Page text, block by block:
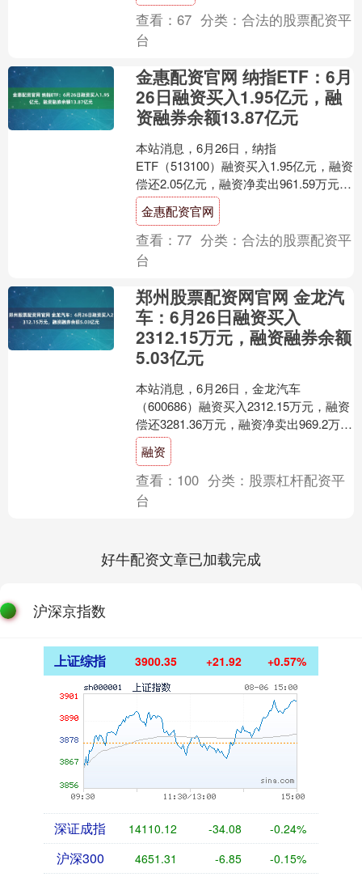
查看：67 分类：合法的股票配资平
台
金惠配资官网 纳指ETF：6月
26日融资买入1.95亿元，融
资融券余额13.87亿元
本站消息，6月26日，纳指
ETF（513100）融资买入1.95亿元，融资
偿还2.05亿元，融资净卖出961.59万元，
融资余额13.87亿元。 融券方面，当日....
金惠配资官网
查看：77 分类：合法的股票配资平
台
郑州股票配资网官网 金龙汽
车：6月26日融资买入
2312.15万元，融资融券余额
5.03亿元
本站消息，6月26日，金龙汽车
（600686）融资买入2312.15万元，融资
偿还3281.36万元，融资净卖出969.2万
元，融资余额5.03亿元。 融券方面....
融资
查看： 100 分类： 股票杠杆配资平
台
好牛配资文章已加载完成
沪深京指数
上证综指 3900.35 +21.92 +0.57%
深证成指 14110.12 -34.08 -0.24%
沪深300 4651.31 -6.85 -0.15%